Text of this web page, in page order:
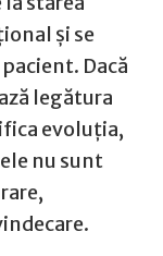
și se
Dacă
legătura
evoluția,
nu sunt